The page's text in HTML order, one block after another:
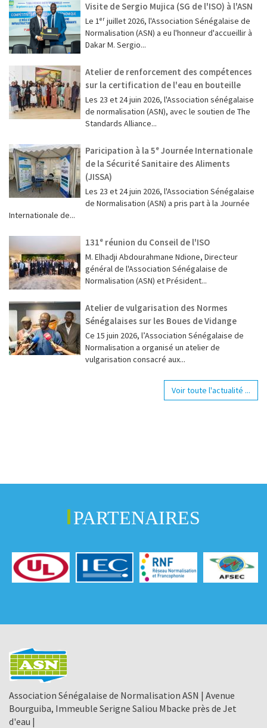
Visite de Sergio Mujica (SG de l'ISO) à l'ASN
Le 1ᵉʳ juillet 2026, l'Association Sénégalaise de
Normalisation (ASN) a eu l'honneur d'accueillir à
Dakar M. Sergio...
Atelier de renforcement des compétences
sur la certification de l'eau en bouteille
Les 23 et 24 juin 2026, l'Association sénégalaise
de normalisation (ASN), avec le soutien de The
Standards Alliance...
Paricipation à la 5ᵉ Journée Internationale
de la Sécurité Sanitaire des Aliments
(JISSA)
‎Les 23 et 24 juin 2026, l'Association Sénégalaise
de Normalisation (ASN) a pris part à la Journée
Internationale de...
131ᵉ réunion du Conseil de l'ISO
M. Elhadji Abdourahmane Ndione, Directeur
général de l'Association Sénégalaise de
Normalisation (ASN) et Président...
Atelier de vulgarisation des Normes
Sénégalaises sur les Boues de Vidange
Ce 15 juin 2026, l’Association Sénégalaise de
Normalisation a organisé un atelier de
vulgarisation consacré aux...
Voir toute l'actualité ...
PARTENAIRES
Association Sénégalaise de Normalisation ASN | Avenue
Bourguiba, Immeuble Serigne Saliou Mbacke près de Jet
d'eau |